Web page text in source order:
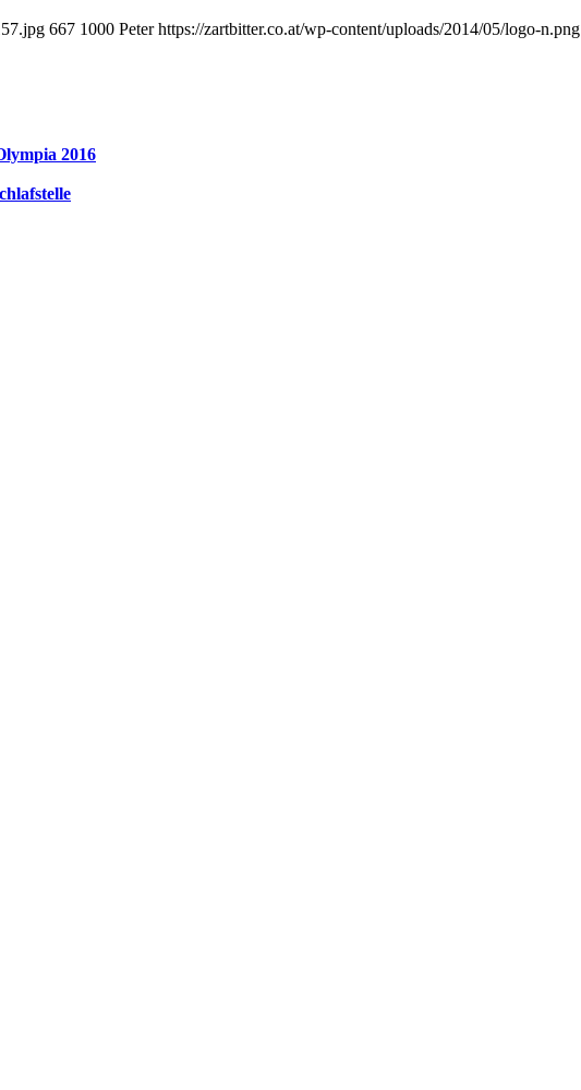
667 1000 Peter https://zartbitter.co.at/wp-content/uploads/2014/05/logo-n.png
2016